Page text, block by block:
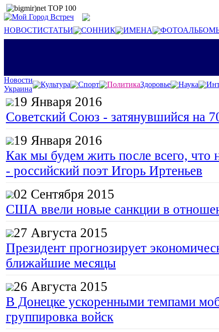
НОВОСТИСТАТЬИ СОННИК ИМЕНА
Новости
Украина
Культура Спорт ПолитикаЗдоровье Наука
19 Января 2016
Советский Союз - затянувшийся на
19 Января 2016
Как мы будем жить после всего, что
- российский поэт Игорь Иртеньев
02 Сентября 2015
США ввели новые санкции в
27 Августа 2015
Президент прогнозирует
ближайшие месяцы
26 Августа 2015
В Донецке ускоренными темпами
группировка войск